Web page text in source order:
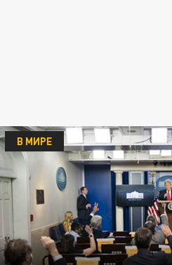
В МИРЕ